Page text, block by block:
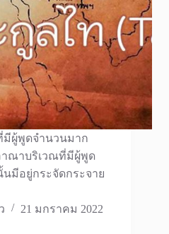
มีผู้พูดจำนวนมาก
าณาบริเวณที่มีผู้พูด
มีอยู่กระจัดกระจาย
21 มกราคม 2022